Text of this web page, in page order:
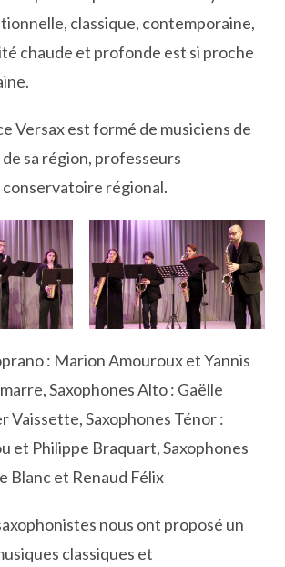
classique, contemporaine,
chaude et profonde est si proche
Versax est formé de musiciens de
sa région, professeurs
régional.
: Marion Amouroux et Yannis
Saxophones Alto : Gaëlle
Vaissette, Saxophones Ténor :
et Philippe Braquart, Saxophones
Blanc et Renaud Félix
nous ont proposé un
classiques et